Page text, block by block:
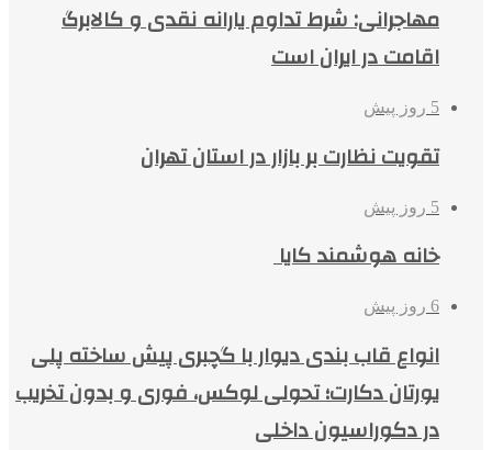
مهاجرانی: شرط تداوم یارانه نقدی و کالابرگ
اقامت در ایران است
5 روز پیش
تقویت نظارت بر بازار در استان تهران
5 روز پیش
خانه هوشمند کایا
6 روز پیش
انواع قاب بندی دیوار با گچبری پیش ساخته پلی
یورتان دکارت؛ تحولی لوکس، فوری و بدون تخریب
در دکوراسیون داخلی